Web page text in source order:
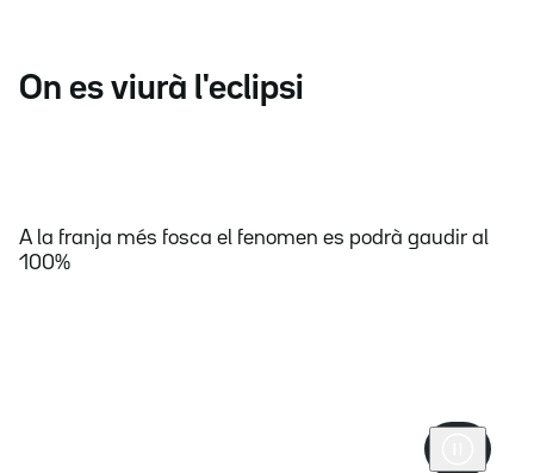
On es viurà l'eclipsi
A la franja més fosca el fenomen es podrà gaudir al
100%